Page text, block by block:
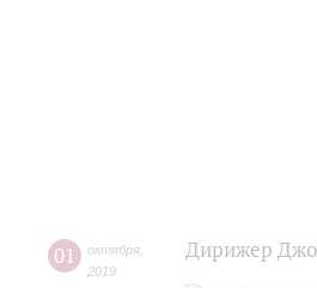
01 октября
2019
Дирижер